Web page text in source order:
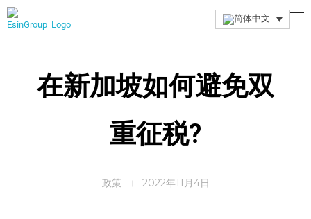
在新加坡如何避免双
重征税?
2022年11月4日
政策